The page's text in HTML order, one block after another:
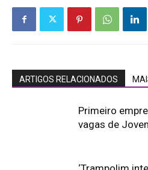
ARTIGOS RELACIONADOS
Primeiro
vagas de